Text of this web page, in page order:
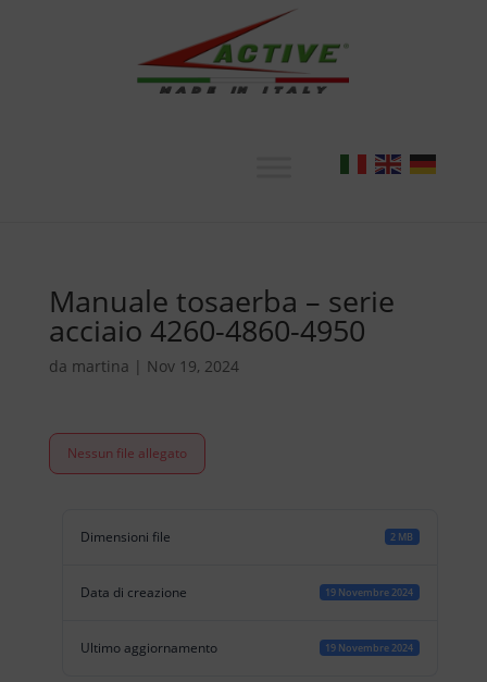
Manuale tosaerba – serie
acciaio 4260-4860-4950
da martina | Nov 19, 2024
Nessun file allegato
Dimensioni file 2 MB
Data di creazione 19 Novembre 2024
Ultimo aggiornamento 19 Novembre 2024